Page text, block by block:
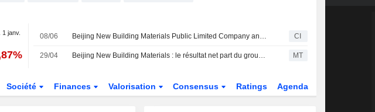
1 janv. 08/06 Beijing New Building Materials Public Limited Company annonce le versement de son dividende final au titre de l'exercice 2025 sur ses actions A, payable le 12 juin 2026 CI
29/04 Beijing New Building Materials : le résultat net part du groupe recule de 4,6% au premier trimestre MT
Société Finances Valorisation Consensus Ratings Agenda